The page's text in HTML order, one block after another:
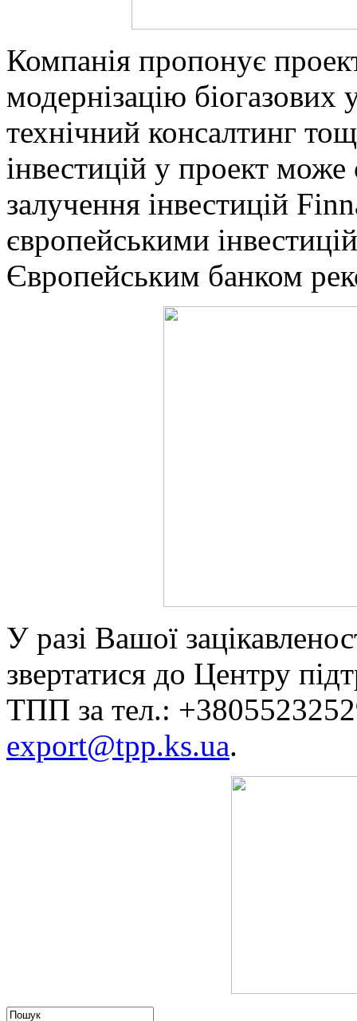
Компанія пропонує
модернізацію біогазових
технічний консалтинг
інвестицій у проект
залучення інвестицій
європейськими
Європейським банком
У разі Вашої
звертатися до Центру
ТПП за тел.:
export@tpp.ks.ua.